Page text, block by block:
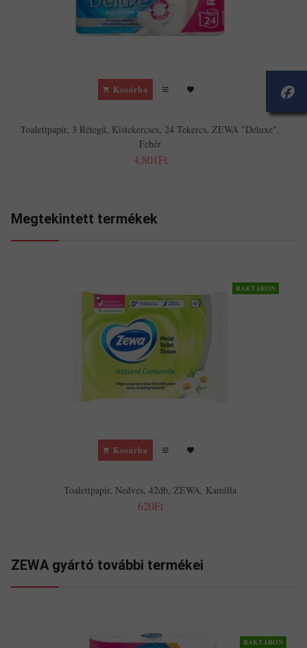
Kosárba
Toalettpapír, 3 Rétegű, Kistekercses, 24 Tekercs, ZEWA "Deluxe",
Fehér
4,801Ft
Megtekintett termékek
RAKTÁRON
Kosárba
Toalettpapír, Nedves, 42db, ZEWA, Kamilla
620Ft
ZEWA gyártó további termékei
RAKTÁRON